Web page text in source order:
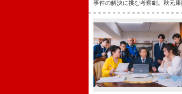
事件の解決に挑む考察劇。秋元康